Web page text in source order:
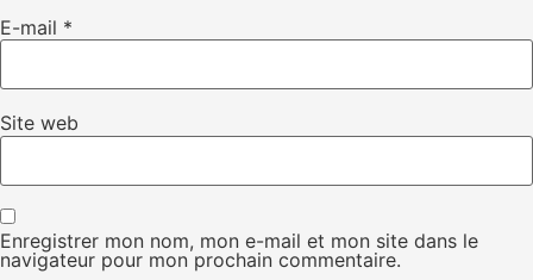
E-mail *
Site web
Enregistrer mon nom, mon e-mail et mon site dans le
navigateur pour mon prochain commentaire.